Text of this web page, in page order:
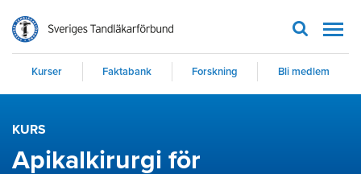
Kurser Faktabank Forskning Bli medlem
KURS
Apikalkirurgi för